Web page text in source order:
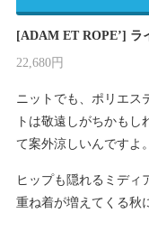
[ADAM ET ROPE’] ラ
22,680円
ニットでも、ポリエス
トは敬遠しがちかもし
て案外涼しいんですよ。
ヒップも隠れるミディ
重ね着が増えてくる秋